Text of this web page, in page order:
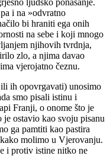
i na »odvratno
bi hraniti ega onih
na sebe i koji mnogo
njihovih tvrdnja,
zlo, a njima davao
vjerojatno čeznu.
ih opovrgavati) unosimo
smo pisali istinu i
Franji, o onome što je
ostavio kao svoju pisanu
ga pamtiti kao pastira
molimo u Vjerovanju.
i protiv istine nitko ne